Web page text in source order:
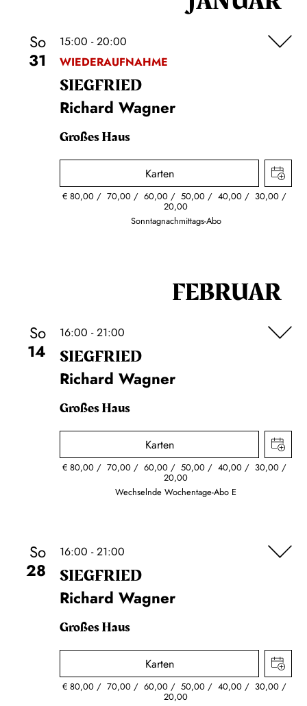
So
31
15:00 - 20:00
WIEDERAUFNAHME
SIEG­FRIED
Richard Wagner
Großes Haus
Karten
€80,00 70,00 60,00 50,00 40,00 30,00
20,00
Sonntagnachmittags-Abo
FEBRUAR
So
14
16:00 - 21:00
SIEG­FRIED
Richard Wagner
Großes Haus
Karten
€80,00 70,00 60,00 50,00 40,00 30,00
20,00
Wechselnde Wochentage-Abo E
So
28
16:00 - 21:00
SIEG­FRIED
Richard Wagner
Großes Haus
Karten
€80,00 70,00 60,00 50,00 40,00 30,00
20,00